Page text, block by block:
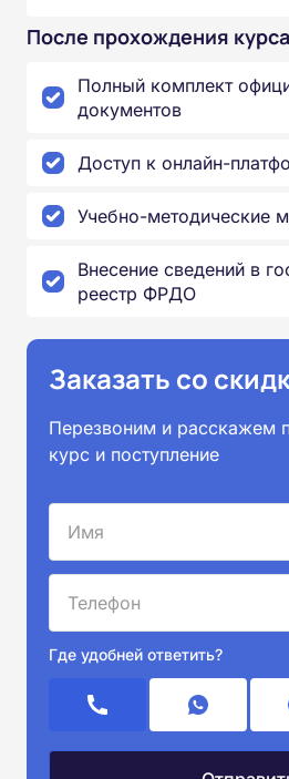
После прохождения
Полный комплект
документов
Доступ к онлайн-
Учебно-методические
Внесение сведений в
реестр ФРДО
Заказать со
Перезвоним и расскажем
курс и поступление
Где удобней ответить?